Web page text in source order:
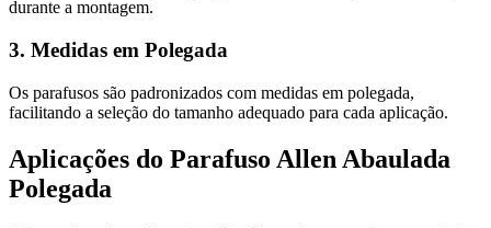
durante a montagem.
3. Medidas em Polegada
Os parafusos são padronizados com medidas em polegada,
facilitando a seleção do tamanho adequado para cada aplicação.
Aplicações do Parafuso Allen Abaulada
Polegada